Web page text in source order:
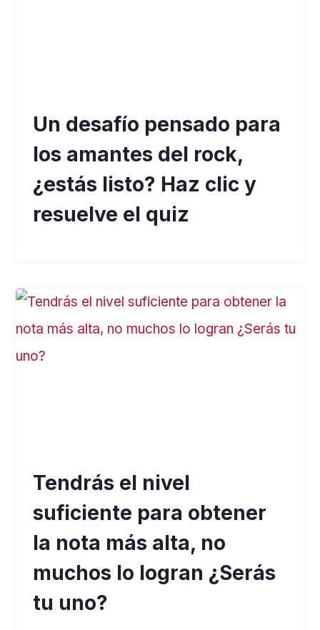
Un desafío pensado para
los amantes del rock,
¿estás listo? Haz clic y
resuelve el quiz
Tendrás el nivel
suficiente para obtener
la nota más alta, no
muchos lo logran ¿Serás
tu uno?